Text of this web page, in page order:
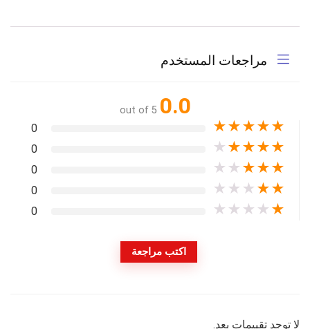
مراجعات المستخدم
0.0
out of 5
★
★
★
★
★
0
★
★
★
★
★
0
★
★
★
★
★
0
★
★
★
★
★
0
★
★
★
★
★
0
اكتب مراجعة
لا توجد تقييمات بعد.